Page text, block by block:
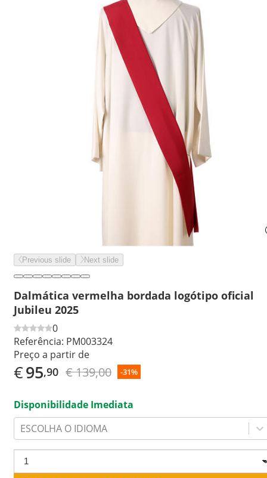
Previous slide Next slide
Dalmática vermelha bordada logótipo oficial
Jubileu 2025
0
Referência: PM003324
Preço a partir de
€95,90 € 139,00 -31%
Disponibilidade Imediata
ESCOLHA O IDIOMA